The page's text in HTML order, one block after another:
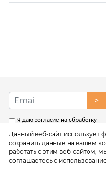
>
Я даю согласие на обработку
соответствии с условиями
Политики обработки
персональных данных
Данный веб-сайт использует
сохранить данные на вашем
работать с этим веб-сайтом,
соглашаетесь с